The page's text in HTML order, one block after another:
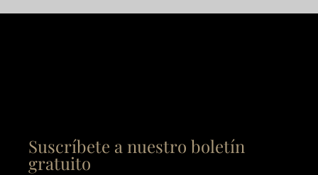
Suscríbete a nuestro boletín
gratuito